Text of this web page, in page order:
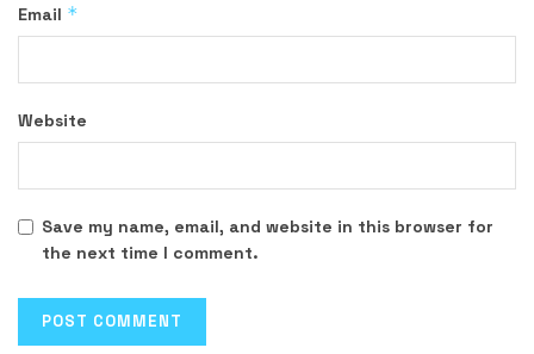
Email *
Website
Save my name, email, and website in this browser for
the next time I comment.